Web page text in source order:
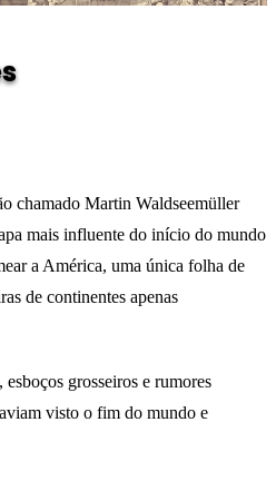
chamado Martin Waldseemüller
mais influente do início do mundo
a América, uma única folha de
de continentes apenas
grosseiros e rumores
visto o fim do mundo e